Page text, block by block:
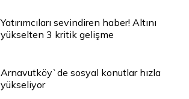
Yatırımcıları sevindiren haber! Altını
yükselten 3 kritik gelişme
Arnavutköy`de sosyal konutlar hızla
yükseliyor